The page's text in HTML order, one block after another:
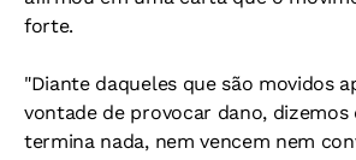
forte.
"Diante daqueles que são movidos
vontade de provocar dano, dizemos
termina nada, nem vencem nem